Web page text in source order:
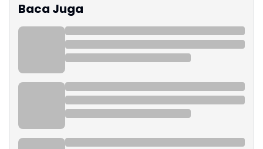
Baca Juga